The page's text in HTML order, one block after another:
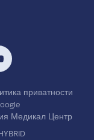
приватности
Медикал Центр